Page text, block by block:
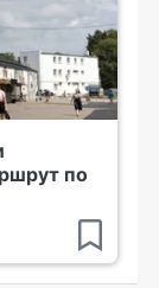
по